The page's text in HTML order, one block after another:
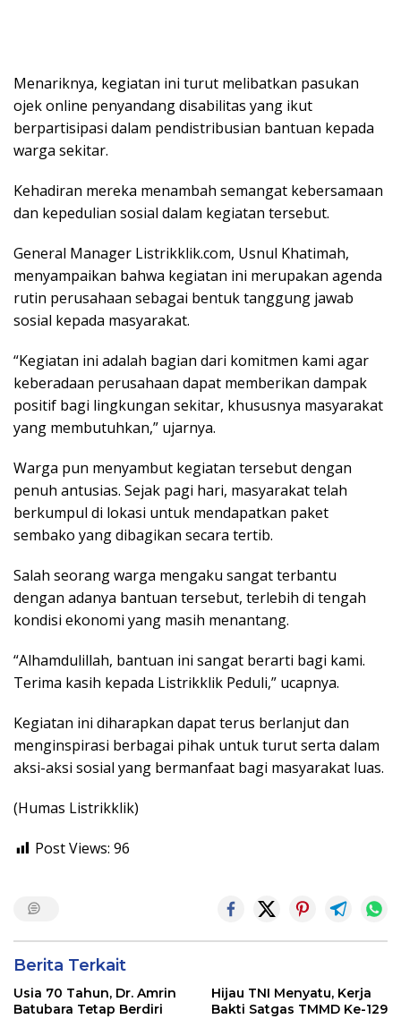
Menariknya, kegiatan ini turut melibatkan pasukan
ojek online penyandang disabilitas yang ikut
berpartisipasi dalam pendistribusian bantuan kepada
warga sekitar.
Kehadiran mereka menambah semangat kebersamaan
dan kepedulian sosial dalam kegiatan tersebut.
General Manager Listrikklik.com, Usnul Khatimah,
menyampaikan bahwa kegiatan ini merupakan agenda
rutin perusahaan sebagai bentuk tanggung jawab
sosial kepada masyarakat.
“Kegiatan ini adalah bagian dari komitmen kami agar
keberadaan perusahaan dapat memberikan dampak
positif bagi lingkungan sekitar, khususnya masyarakat
yang membutuhkan,” ujarnya.
Warga pun menyambut kegiatan tersebut dengan
penuh antusias. Sejak pagi hari, masyarakat telah
berkumpul di lokasi untuk mendapatkan paket
sembako yang dibagikan secara tertib.
Salah seorang warga mengaku sangat terbantu
dengan adanya bantuan tersebut, terlebih di tengah
kondisi ekonomi yang masih menantang.
“Alhamdulillah, bantuan ini sangat berarti bagi kami.
Terima kasih kepada Listrikklik Peduli,” ucapnya.
Kegiatan ini diharapkan dapat terus berlanjut dan
menginspirasi berbagai pihak untuk turut serta dalam
aksi-aksi sosial yang bermanfaat bagi masyarakat luas.
(Humas Listrikklik)
Post Views: 96
Berita Terkait
Usia 70 Tahun, Dr. Amrin
Batubara Tetap Berdiri
Hijau TNI Menyatu, Kerja
Bakti Satgas TMMD Ke-129